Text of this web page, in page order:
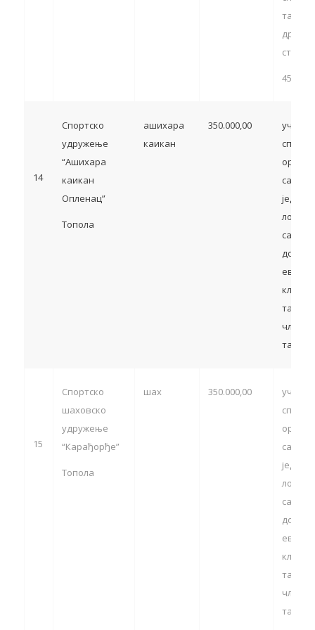
др.) –
став 1.
14
Спортско
удружење
“Ашихара
каикан
Опленац”
Топола
ашихара
каикан
350.000,00
са
члан
тачка
15
Спортско
шаховско
удружење
“Карађорђе”
Топола
шах 350.000,00
са
члан
тачка